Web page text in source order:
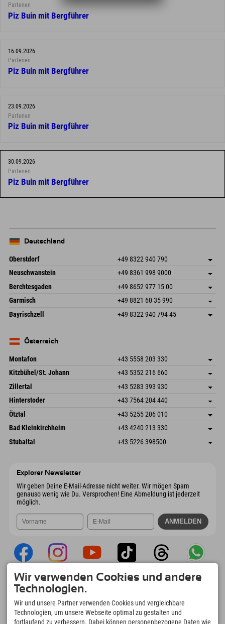
Partenen
Piz Buin mit Bergführer
16.09.2026
Partenen
Piz Buin mit Bergführer
23.09.2026
Partenen
Piz Buin mit Bergführer
30.09.2026
Partenen
Piz Buin mit Bergführer
Deutschland
Oberstdorf +49 8322 940 790
An der Breitach 3
Deutschland
Adresse speichern
Buchen
Neuschwanstein +49 8361 998 9000
An der Riese 45
87484 Nesselwang im Allgäu
Deutschland
Adresse speichern
Anreiseinfos
Buchen
Berchtesgaden +49 8652 977 15 00
Hofreitstr. 7
Deutschland
Adresse speichern
Buchen
Garmisch +49 8821 60 35 990
Frickenstraße 22
82490 Farchant
Adresse speichern
Anreiseinfos
Bayrischzell +49 8322 940 794 45
Deutschland
Österreich
Montafon +43 5558 203 330
Dorfstr. 127b
6793 Gaschurn/Montafon
Österreich
Adresse speichern
Buchen
Kitzbühel/St. Johann +43 5352 216 660
Speckbacherstraße 87
6380 St. Johann in Tirol
Österreich
Adresse speichern
Anreiseinfos
Buchen
Zillertal +43 5283 393 930
Schmiedau 2
Österreich
Adresse speichern
Buchen
Hinterstoder +43 7564 204 440
Freizeitpark 10
4573 Hinterstoder
Österreich
Adresse speichern
Anreiseinfos
Buchen
Ötztal +43 5255 206 010
Gscheat 14
Österreich
Adresse speichern
Buchen
Bad Kleinkirchheim +43 4240 213 330
Dorfstraße 24
9546 Bad Kleinkirchheim
Adresse speichern
Anreiseinfos
Stubaital +43 5226 398500
Explorer Newsletter
Wir geben Deine E-Mail-Adresse nicht weiter. Wir mögen Spam
genauso wenig wie Du. Versprochen! Eine Abmeldung ist jederzeit
möglich.
Explorer App
Upload Deiner #ExplorerMoments, Mein
Explorer To Go mit Buchungsübersicht,
Bucketlist, Restaurantübersicht uvm. Jetzt
Wir verwenden Cookies und andere
Technologien.
Wir und unsere Partner verwenden Cookies und vergleichbare
Technologien, um unsere Webseite optimal zu gestalten und
fortlaufend zu verbessern. Dabei können personenbezogene Daten wie